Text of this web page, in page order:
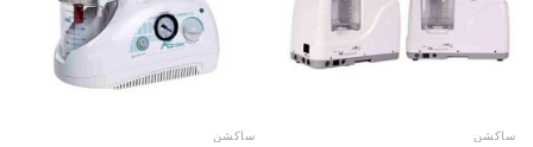
ساکشن ساکشن